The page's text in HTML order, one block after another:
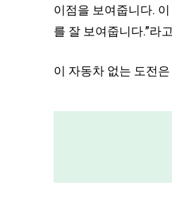
이점을 보여줍니다.
를 잘 보여줍니다.”라
이 자동차 없는 도전